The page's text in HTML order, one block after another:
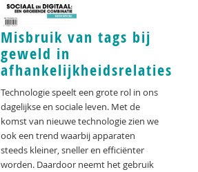
Misbruik van tags bij
geweld in
afhankelijkheidsrelaties
Technologie speelt een grote rol in ons
dagelijkse en sociale leven. Met de
komst van nieuwe technologie zien we
ook een trend waarbij apparaten
steeds kleiner, sneller en efficiënter
worden. Daardoor neemt het gebruik